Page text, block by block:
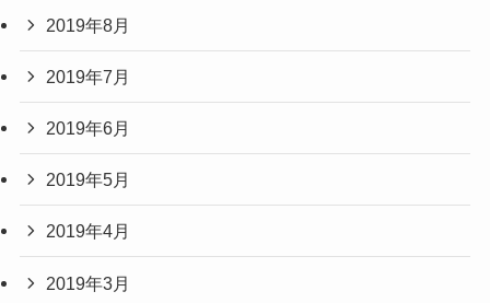
2019年8月
2019年7月
2019年6月
2019年5月
2019年4月
2019年3月